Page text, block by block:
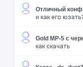
Отличный
и как его
Gold MP-5 с
как скачать